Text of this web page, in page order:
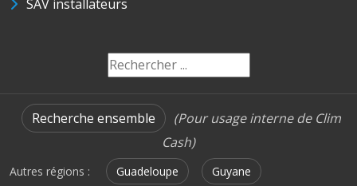
SAV installateurs
Recherche ensemble
(Pour usage interne de Clim
Cash)
Autres régions : Guadeloupe Guyane